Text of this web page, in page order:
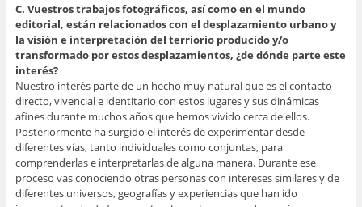
C. Vuestros trabajos fotográficos, así como en el mundo
editorial, están relacionados con el desplazamiento urbano y
la visión e interpretación del terriorio producido y/o
transformado por estos desplazamientos, ¿de dónde parte este
interés?
Nuestro interés parte de un hecho muy natural que es el contacto
directo, vivencial e identitario con estos lugares y sus dinámicas
afines durante muchos años que hemos vivido cerca de ellos.
Posteriormente ha surgido el interés de experimentar desde
diferentes vías, tanto individuales como conjuntas, para
comprenderlas e interpretarlas de alguna manera. Durante ese
proceso vas conociendo otras personas con intereses similares y de
diferentes universos, geografías y experiencias que han ido